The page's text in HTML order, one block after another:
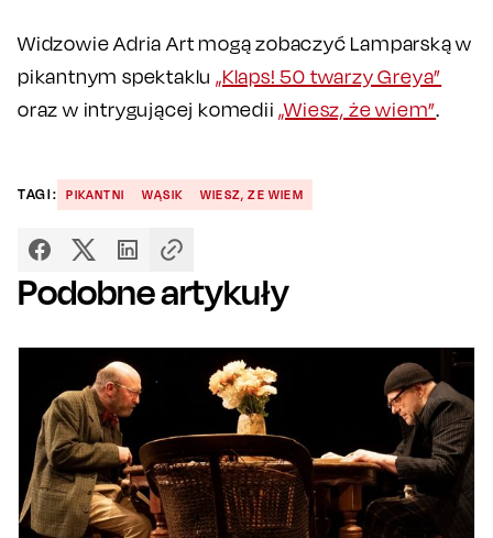
Widzowie Adria Art mogą zobaczyć Lamparską w
pikantnym spektaklu„Klaps! 50 twarzy Greya”
oraz w intrygującej komedii„Wiesz, że wiem”.
TAGI: PIKANTNI WĄSIK WIESZ, ZE WIEM
Podobne artykuły